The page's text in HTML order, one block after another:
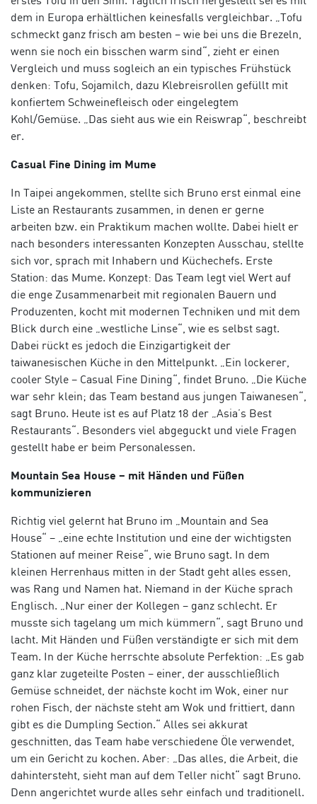
dem in Europa erhältlichen keinesfalls vergleichbar. „Tofu
schmeckt ganz frisch am besten – wie bei uns die Brezeln,
wenn sie noch ein bisschen warm sind“, zieht er einen
Vergleich und muss sogleich an ein typisches Frühstück
denken: Tofu, Sojamilch, dazu Klebreisrollen gefüllt mit
konfiertem Schweinefleisch oder eingelegtem
Kohl/Gemüse. „Das sieht aus wie ein Reiswrap“, beschreibt
er.
Casual Fine Dining im Mume
In Taipei angekommen, stellte sich Bruno erst einmal eine
Liste an Restaurants zusammen, in denen er gerne
arbeiten bzw. ein Praktikum machen wollte. Dabei hielt er
nach besonders interessanten Konzepten Ausschau, stellte
sich vor, sprach mit Inhabern und Küchechefs. Erste
Station: das Mume. Konzept: Das Team legt viel Wert auf
die enge Zusammenarbeit mit regionalen Bauern und
Produzenten, kocht mit modernen Techniken und mit dem
Blick durch eine „westliche Linse“, wie es selbst sagt.
Dabei rückt es jedoch die Einzigartigkeit der
taiwanesischen Küche in den Mittelpunkt. „Ein lockerer,
cooler Style – Casual Fine Dining“, findet Bruno. „Die Küche
war sehr klein; das Team bestand aus jungen Taiwanesen“,
sagt Bruno. Heute ist es auf Platz 18 der „Asia’s Best
Restaurants“. Besonders viel abgeguckt und viele Fragen
gestellt habe er beim Personalessen.
Mountain Sea House – mit Händen und Füßen
kommunizieren
Richtig viel gelernt hat Bruno im „Mountain and Sea
House“ – „eine echte Institution und eine der wichtigsten
Stationen auf meiner Reise“, wie Bruno sagt. In dem
kleinen Herrenhaus mitten in der Stadt geht alles essen,
was Rang und Namen hat. Niemand in der Küche sprach
Englisch. „Nur einer der Kollegen – ganz schlecht. Er
musste sich tagelang um mich kümmern“, sagt Bruno und
lacht. Mit Händen und Füßen verständigte er sich mit dem
Team. In der Küche herrschte absolute Perfektion: „Es gab
ganz klar zugeteilte Posten – einer, der ausschließlich
Gemüse schneidet, der nächste kocht im Wok, einer nur
rohen Fisch, der nächste steht am Wok und frittiert, dann
gibt es die Dumpling Section.“ Alles sei akkurat
geschnitten, das Team habe verschiedene Öle verwendet,
um ein Gericht zu kochen. Aber: „Das alles, die Arbeit, die
dahintersteht, sieht man auf dem Teller nicht“ sagt Bruno.
Denn angerichtet wurde alles sehr einfach und traditionell.